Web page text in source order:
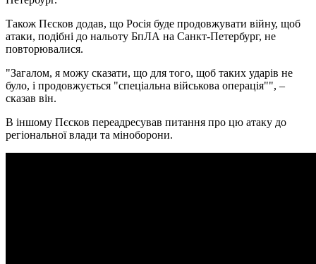
Також Пєсков додав, що Росія буде продовжувати війну, щоб
атаки, подібні до нальоту БпЛА на Санкт-Петербург, не
повторювалися.
"Загалом, я можу сказати, що для того, щоб таких ударів не
було, і продовжується "спеціальна військова операція"", –
сказав він.
В іншому Пєсков переадресував питання про цю атаку до
регіональної влади та міноборони.